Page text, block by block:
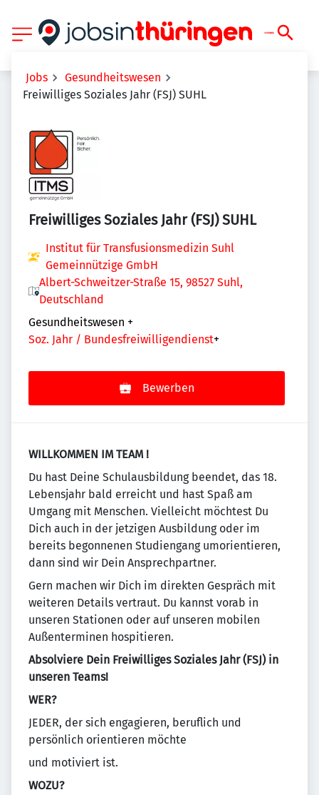
Jobs
Gesundheitswesen
Freiwilliges Soziales Jahr (FSJ) SUHL
Freiwilliges Soziales Jahr (FSJ) SUHL
Institut für Transfusionsmedizin Suhl
Gemeinnützige GmbH
Albert-Schweitzer-Straße 15, 98527 Suhl,
Deutschland
Gesundheitswesen +
Soz. Jahr / Bundesfreiwilligendienst+
Bewerben
WILLKOMMEN IM TEAM !
Du hast Deine Schulausbildung beendet, das 18.
Lebensjahr bald erreicht und hast Spaß am
Umgang mit Menschen. Vielleicht möchtest Du
Dich auch in der jetzigen Ausbildung oder im
bereits begonnenen Studiengang umorientieren,
dann sind wir Dein Ansprechpartner.
Gern machen wir Dich im direkten Gespräch mit
weiteren Details vertraut. Du kannst vorab in
unseren Stationen oder auf unseren mobilen
Außenterminen hospitieren.
Absolviere Dein Freiwilliges Soziales Jahr (FSJ) in
unseren Teams!
WER?
JEDER, der sich engagieren, beruflich und
persönlich orientieren möchte
und motiviert ist.
WOZU?